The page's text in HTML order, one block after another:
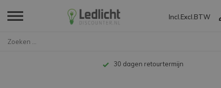
Incl. Excl. BTW
Tot 10 jaar garantie